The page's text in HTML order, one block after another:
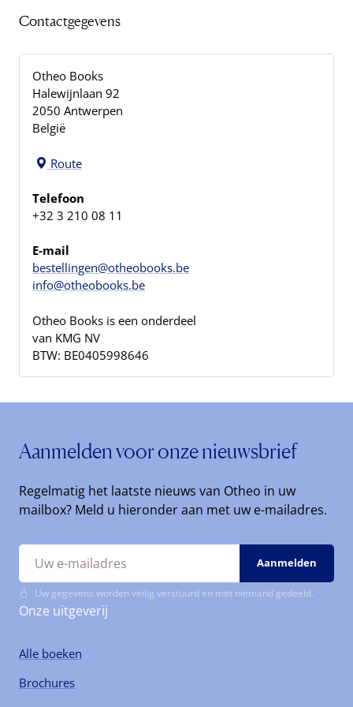
Contactgegevens
Otheo Books
Halewijnlaan 92
2050 Antwerpen
België
Route
Telefoon
+32 3 210 08 11
E-mail
bestellingen@otheobooks.be
info@otheobooks.be
Otheo Books is een onderdeel
van KMG NV
BTW: BE0405998646
Aanmelden voor onze nieuwsbrief
Regelmatig het laatste nieuws van Otheo in uw
mailbox? Meld u hieronder aan met uw e-mailadres.
Uw gegevens worden veilig verstuurd en met niemand gedeeld.
Onze uitgeverij
Alle boeken
Brochures